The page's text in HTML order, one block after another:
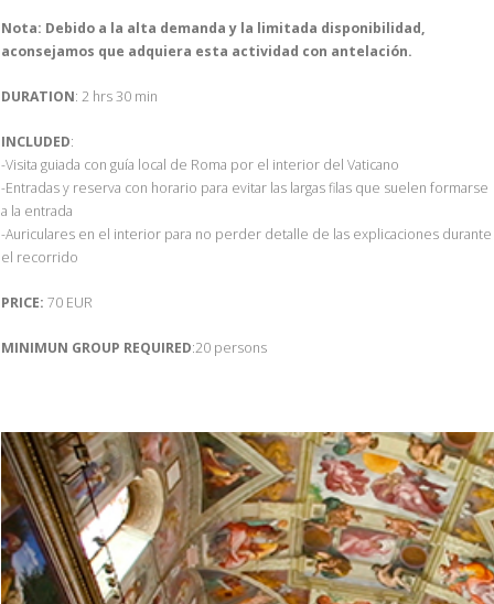
Nota: Debido a la alta demanda y la limitada disponibilidad,
aconsejamos que adquiera esta actividad con antelación.
DURATION: 2 hrs 30 min
INCLUDED:
-Visita guiada con guía local de Roma por el interior del Vaticano
-Entradas y reserva con horario para evitar las largas filas que suelen formarse
a la entrada
-Auriculares en el interior para no perder detalle de las explicaciones durante
el recorrido
PRICE: 70 EUR
MINIMUN GROUP REQUIRED:20 persons